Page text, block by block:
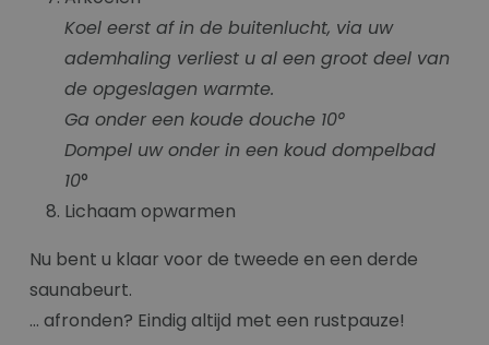
Koel eerst af in de buitenlucht, via uw
ademhaling verliest u al een groot deel van
de opgeslagen warmte.
Ga onder een koude douche 10°
Dompel uw onder in een koud dompelbad
10°
Lichaam opwarmen
Nu bent u klaar voor de tweede en een derde
saunabeurt.
… afronden? Eindig altijd met een rustpauze!